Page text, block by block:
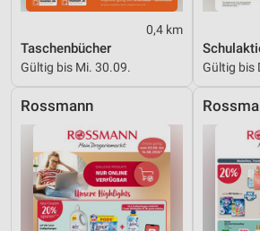
0,4 km
Taschenbücher
Gültig bis Mi. 30.09. Gültig bis
Rossmann
Analyse von Zielgruppen durch
Kombinationen von Daten aus
Quellen
Verwendung reduzierter Daten zur
Inhalten
IAB-Besonderheiten:
Verwendung genauer Standortdaten